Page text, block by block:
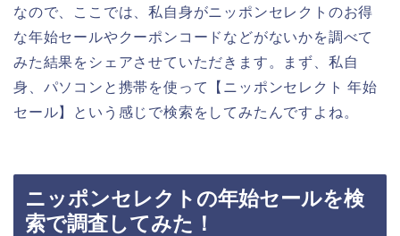
なので、ここでは、私自身がニッポンセレクトのお得
な年始セールやクーポンコードなどがないかを調べて
みた結果をシェアさせていただきます。まず、私自
身、パソコンと携帯を使って【ニッポンセレクト 年始
セール】という感じで検索をしてみたんですよね。
ニッポンセレクトの年始セールを検
索で調査してみた！